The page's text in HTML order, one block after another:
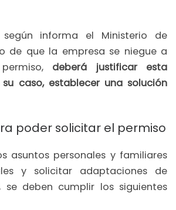
informa el Ministerio de
de que la empresa se niegue a
deberá justificar esta
caso, establecer una solución
poder solicitar el permiso
asuntos personales y familiares
y solicitar adaptaciones de
se deben cumplir los siguientes